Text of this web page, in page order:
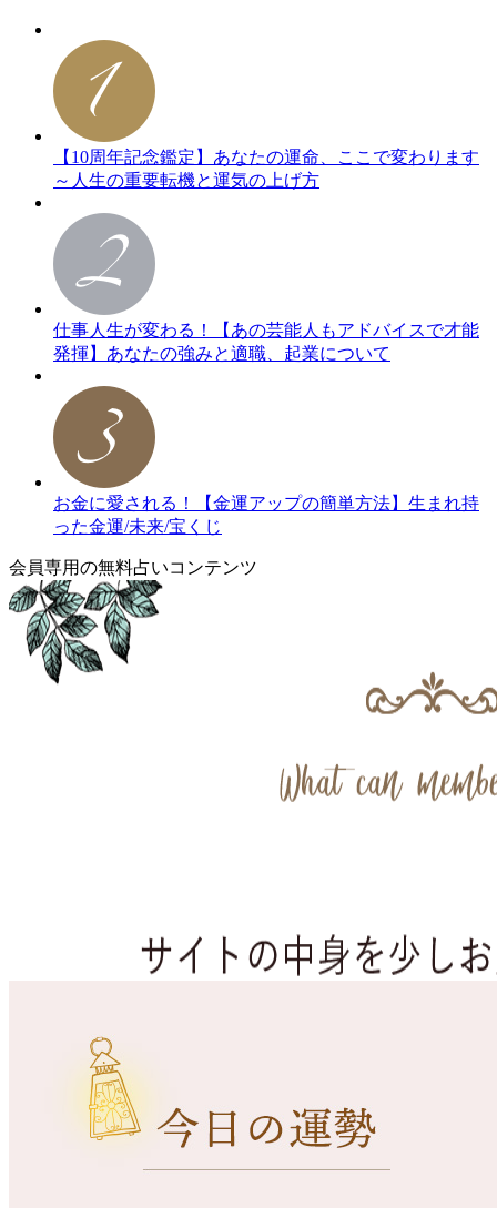
【10周年記念鑑定】あなたの運命、ここで変わります
～人生の重要転機と運気の上げ方
仕事人生が変わる！【あの芸能人もアドバイスで才能
発揮】あなたの強みと適職、起業について
お金に愛される！【金運アップの簡単方法】生まれ持
った金運/未来/宝くじ
会員専用の無料占いコンテンツ